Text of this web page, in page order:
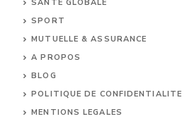
SANTE GLOBALE
SPORT
MUTUELLE & ASSURANCE
A PROPOS
BLOG
POLITIQUE DE CONFIDENTIALITE
MENTIONS LEGALES